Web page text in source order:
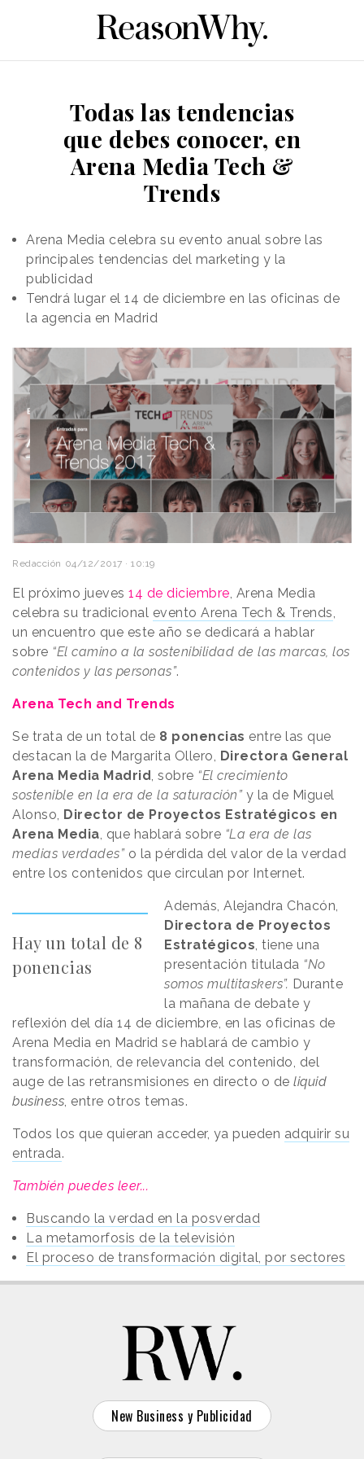
Todas las tendencias
que debes conocer, en
Arena Media Tech &
Trends
Arena Media celebra su evento anual sobre las
principales tendencias del marketing y la
publicidad
Tendrá lugar el 14 de diciembre en las oficinas de
la agencia en Madrid
Redacción 04/12/2017 · 10:19
El próximo jueves 14 de diciembre, Arena Media
celebra su tradicional evento Arena Tech & Trends,
un encuentro que este año se dedicará a hablar
sobre “El camino a la sostenibilidad de las marcas, los
contenidos y las personas”.
Arena Tech and Trends
Se trata de un total de 8 ponencias entre las que
destacan la de Margarita Ollero, Directora General
Arena Media Madrid, sobre “El crecimiento
sostenible en la era de la saturación”y la de Miguel
Alonso, Director de Proyectos Estratégicos en
Arena Media, que hablará sobre “La era de las
medias verdades” o la pérdida del valor de la verdad
entre los contenidos que circulan por Internet.
Hay un total de 8
ponencias
Además, Alejandra Chacón,
Directora de Proyectos
Estratégicos, tiene una
presentación titulada “No
somos multitaskers”. Durante
la mañana de debate y
reflexión del día 14 de diciembre, en las oficinas de
Arena Media en Madrid se hablará de cambio y
transformación, de relevancia del contenido, del
auge de las retransmisiones en directo o de liquid
business, entre otros temas.
Todos los que quieran acceder, ya pueden adquirir su
entrada.
También puedes leer...
Buscando la verdad en la posverdad
La metamorfosis de la televisión
El proceso de transformación digital, por sectores
New Business y Publicidad